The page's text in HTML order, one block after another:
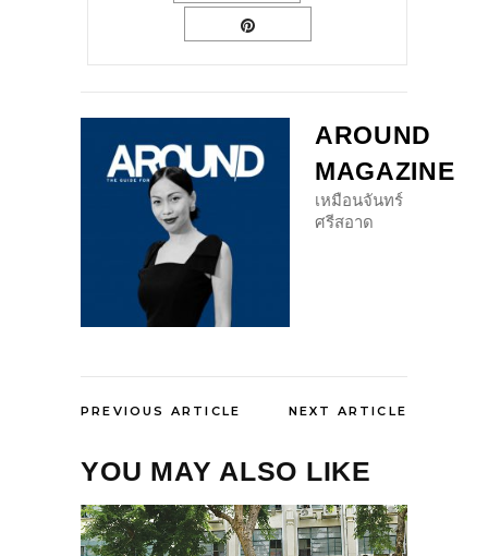
AROUND
MAGAZINE
เหมือนจันทร์
ศรีสอาด
PREVIOUS ARTICLE NEXT ARTICLE
YOU MAY ALSO LIKE